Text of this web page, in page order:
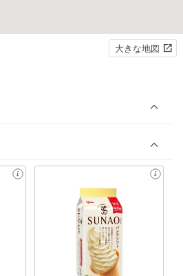
大きな地図